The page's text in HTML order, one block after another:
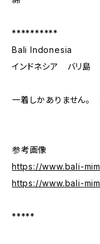
**********
Bali Indonesia
インドネシア バリ島
一着しかありません。
参考画像
https://www.bali-
https://www.bali-
*****